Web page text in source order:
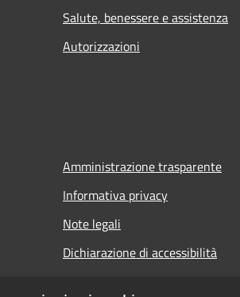
Salute, benessere e assistenza
Autorizzazioni
Amministrazione trasparente
Informativa privacy
Note legali
Dichiarazione di accessibilità